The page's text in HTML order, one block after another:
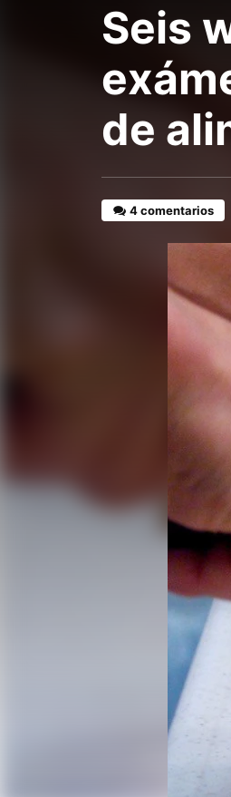
Seis
de
4 comentarios